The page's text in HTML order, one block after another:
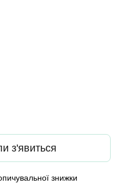
з'явиться
знижки